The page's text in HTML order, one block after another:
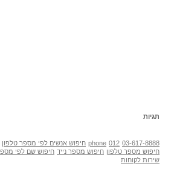
תגיות
03-617-8888
012
phone חיפוש אנשים לפי מספר טלפון
חיפוש מספר טלפון חיפוש מספר נייד חיפוש שם לפי
שירות לקוחות